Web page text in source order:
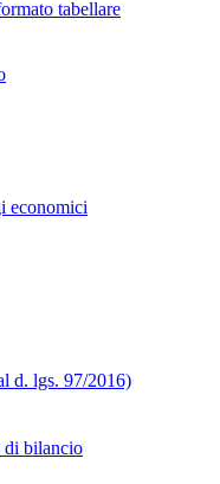
tabellare
economici
d. lgs. 97/2016)
di bilancio